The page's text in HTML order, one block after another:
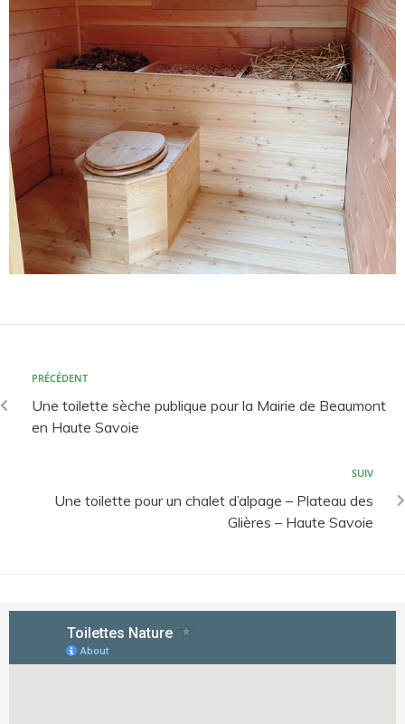
PRÉCÉDENT
Une toilette sèche publique pour la Mairie de Beaumont
en Haute Savoie
SUIV
Une toilette pour un chalet d’alpage – Plateau des
Glières – Haute Savoie